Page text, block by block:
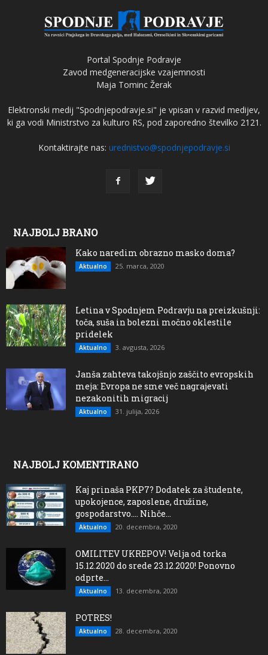
Portal Spodnje Podravje
Zavod medgeneracijske vzajemnosti
Maja Tominc Žerak
Elektronski medij "Spodnjepodravje.si" je vpisan v razvid medijev,
ki ga vodi Ministrstvo za kulturo RS, pod zaporedno številko 2121.
Kontaktirajte nas: urednistvo@spodnjepodravje.si
NAJBOLJ BRANO
Kako naredim obrazno masko doma?
Aktualno 25. marca, 2020
Letina v Spodnjem Podravju na preizkušnji:
toča, suša in bolezni močno oklestile
pridelek
Aktualno 3. avgusta, 2026
Janša zahteva takojšnjo zaščito evropskih
meja: Evropa ne sme več nagrajevati
nezakonitih migracij
Aktualno 31. julija, 2026
NAJBOLJ KOMENTIRANO
Kaj prinaša PKP7? Dodatek za študente,
upokojence, zaposlene, družine,
gospodarstvo…. Nihče...
Aktualno 20. decembra, 2020
OMILITEV UKREPOV! Velja od torka
15.12.2020 do srede 23.12.2020! Ponovno
odprte...
Aktualno 13. decembra, 2020
POTRES!
Aktualno 28. decembra, 2020